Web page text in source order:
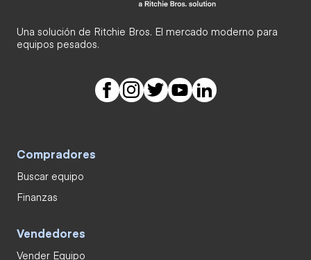
Una solución de Ritchie Bros. El mercado moderno para
equipos pesados.
Compradores
Buscar equipo
Finanzas
Vendedores
Vender Equipo